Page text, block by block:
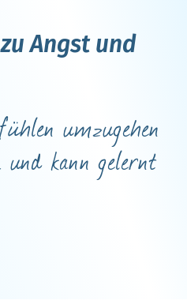
Angst und
umzugehen
kann gelernt